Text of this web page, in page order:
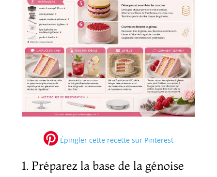
Épingler cette recette sur Pinterest
1. Préparez la base de la génoise